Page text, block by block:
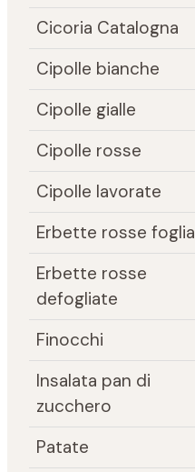
Cicoria Catalogna
Cipolle bianche
Cipolle gialle
Cipolle rosse
Cipolle lavorate
Erbette rosse foglia
Erbette rosse
defogliate
Finocchi
Insalata pan di
zucchero
Patate